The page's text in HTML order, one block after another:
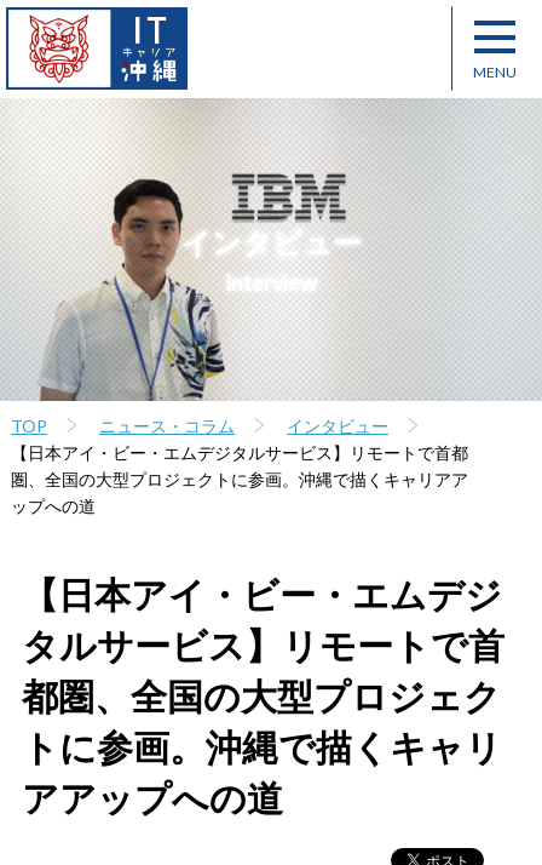
インタビュー
interview
TOP ニュース・コラム
インタビュー
【日本アイ・ビー・エムデジタルサービス】リモートで首都
圏、全国の大型プロジェクトに参画。沖縄で描くキャリアア
ップへの道
【日本アイ・ビー・エムデジ
タルサービス】リモートで首
都圏、全国の大型プロジェク
トに参画。沖縄で描くキャリ
アアップへの道